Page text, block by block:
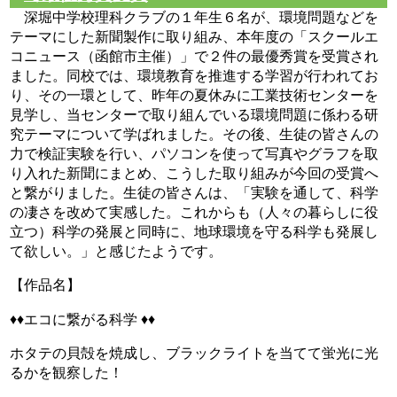
深堀中学校理科クラブの１年生６名が、環境問題などを
テーマにした新聞製作に取り組み、本年度の「スクールエ
コニュース（函館市主催）」で２件の最優秀賞を受賞され
ました。同校では、環境教育を推進する学習が行われてお
り、その一環として、昨年の夏休みに工業技術センターを
見学し、当センターで取り組んでいる環境問題に係わる研
究テーマについて学ばれました。その後、生徒の皆さんの
力で検証実験を行い、パソコンを使って写真やグラフを取
り入れた新聞にまとめ、こうした取り組みが今回の受賞へ
と繋がりました。生徒の皆さんは、「実験を通して、科学
の凄さを改めて実感した。これからも（人々の暮らしに役
立つ）科学の発展と同時に、地球環境を守る科学も発展し
て欲しい。」と感じたようです。
【作品名】
♦♦エコに繋がる科学 ♦♦
ホタテの貝殻を焼成し、ブラックライトを当てて蛍光に光
るかを観察した！